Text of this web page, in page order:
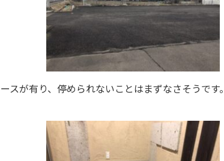
スが有り、停められないことはまずなさそうです。